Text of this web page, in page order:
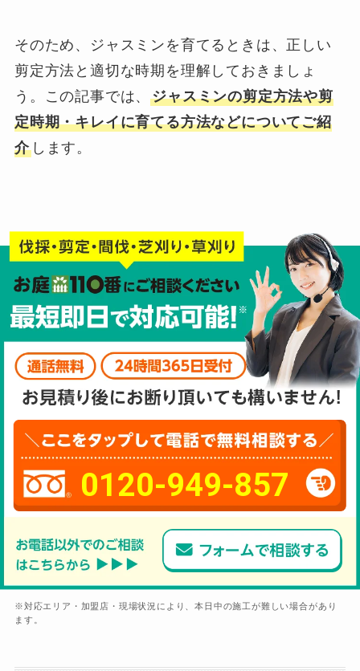
そのため、ジャスミンを育てるときは、正しい
剪定方法と適切な時期を理解しておきましょ
う。この記事では、ジャスミンの剪定方法や剪
定時期・キレイに育てる方法などについてご紹
介します。
0120-949-857
※対応エリア・加盟店・現場状況により、本日中の施工が難しい場合があり
ます。